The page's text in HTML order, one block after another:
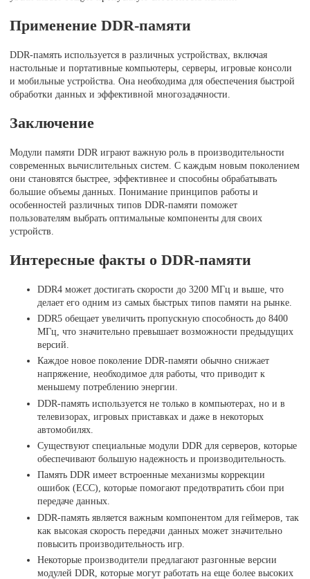
Применение DDR-памяти
DDR-память используется в различных устройствах, включая
настольные и портативные компьютеры, серверы, игровые консоли
и мобильные устройства. Она необходима для обеспечения быстрой
обработки данных и эффективной многозадачности.
Заключение
Модули памяти DDR играют важную роль в производительности
современных вычислительных систем. С каждым новым поколением
они становятся быстрее, эффективнее и способны обрабатывать
большие объемы данных. Понимание принципов работы и
особенностей различных типов DDR-памяти поможет
пользователям выбрать оптимальные компоненты для своих
устройств.
Интересные факты о DDR-памяти
DDR4 может достигать скорости до 3200 МГц и выше, что
делает его одним из самых быстрых типов памяти на рынке.
DDR5 обещает увеличить пропускную способность до 8400
МГц, что значительно превышает возможности предыдущих
версий.
Каждое новое поколение DDR-памяти обычно снижает
напряжение, необходимое для работы, что приводит к
меньшему потреблению энергии.
DDR-память используется не только в компьютерах, но и в
телевизорах, игровых приставках и даже в некоторых
автомобилях.
Существуют специальные модули DDR для серверов, которые
обеспечивают большую надежность и производительность.
Память DDR имеет встроенные механизмы коррекции
ошибок (ECC), которые помогают предотвратить сбои при
передаче данных.
DDR-память является важным компонентом для геймеров, так
как высокая скорость передачи данных может значительно
повысить производительность игр.
Некоторые производители предлагают разгонные версии
модулей DDR, которые могут работать на еще более высоких